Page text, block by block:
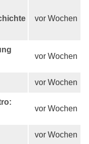
vor Wochen
vor Wochen
vor Wochen
vor Wochen
vor Wochen